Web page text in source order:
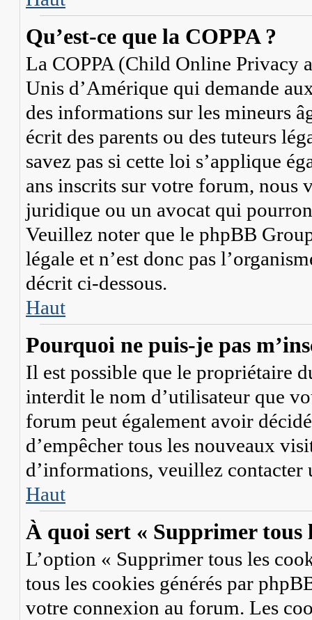
Qu’est-ce que la COPPA ?
La COPPA (Child Online Privacy
Unis d’Amérique qui demande
des informations sur les mineurs
écrit des parents ou des tuteurs
savez pas si cette loi s’applique
ans inscrits sur votre forum, nous
juridique ou un avocat qui
Veuillez noter que le phpBB
légale et n’est donc pas
décrit ci-dessous.
Haut
Pourquoi ne puis-je pas
Il est possible que le propriétaire
interdit le nom d’utilisateur que
forum peut également avoir
d’empêcher tous les nouveaux
d’informations, veuillez
Haut
À quoi sert « Supprimer tous
L’option « Supprimer tous les
tous les cookies générés par
votre connexion au forum. Les